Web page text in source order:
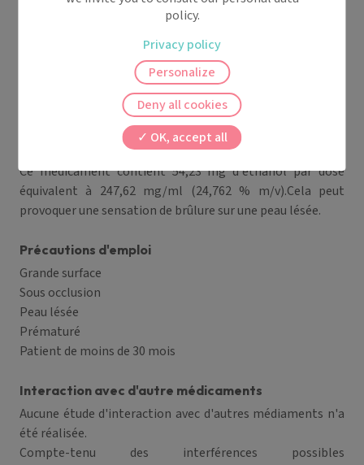
nourrisson, (en raison du rapport surface/poids et de
Risque de sensibilisation à l'hexamidine.
Après une première utilisation du médicament, une
contamination microbienne est possible.
Veillez à ne pas garder trop longtemps un flacon
d'antiseptique entamé.
Précautions d'emploi
Ce médicament contient 54,23 mg d'éthanol par dose
équivalent à 247,62 mg/ml (24,762 % m/v).Cela peut
provoquer une sensation de brûlure sur une peau lésée.
Précautions d'emploi
Grande surface
Sous occlusion
Peau lésée
Prématuré
Patient de moins de 30 mois
Interaction avec d'autre médicaments
Aucune étude d'interaction avec d'autres médiaments n'a
été réalisée.
Compte-tenu des interférences possibles
policy.
OK, accept all
Deny all cookies
Personalize
Privacy policy